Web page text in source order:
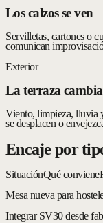
Los calzos se ven
Servilletas, cartones o
comunican
Exterior
La terraza
Viento, limpieza, lluvia
se desplacen o
Encaje por
SituaciónQué conviene
Mesa nueva para
Integrar SV30 desde